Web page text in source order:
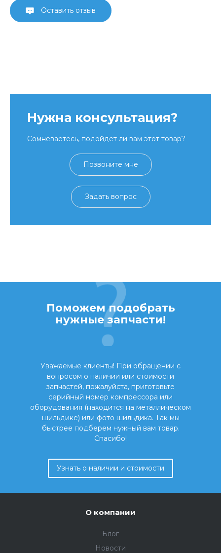
Оставить отзыв
Нужна консультация?
Сомневаетесь, подойдет ли вам этот товар?
Позвоните мне
Задать вопрос
Поможем подобрать
нужные запчасти!
Уважаемые клиенты! При обращении с
вопросом о наличии или стоимости
запчастей, пожалуйста, приготовьте
серийный номер компрессора или
оборудования (находится на металлическом
шильдике) или фото шильдика. Так мы
быстрее подберем нужный вам товар.
Спасибо!
Узнать о наличии и стоимости
О компании
Блог
Новости